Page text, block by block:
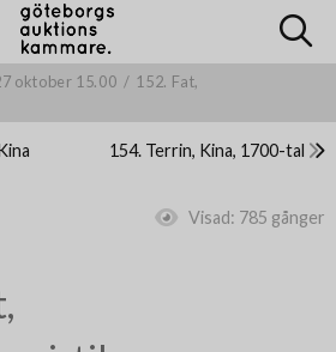
oktober 15.00 / 152. Fat,
154. Terrin, Kina, 1700-tal
Visad: 785 gånger